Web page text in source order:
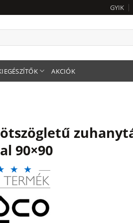
GYIK
AKCIÓK
ötszögletű
90×90